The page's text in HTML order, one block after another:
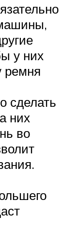
у них
ремня
сделать
них
во